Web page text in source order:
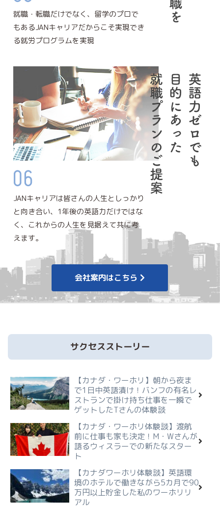
就職・転職だけでなく、留学のプロで
もあるJANキャリアだからこそ実現でき
る就労プログラムを実現
JANキャリアは皆さんの人生としっかり
と向き合い、1年後の英語力だけではな
く、これからの人生を見据えて共に考
えます。
会社案内はこちら
サクセスストーリー
【カナダ・ワーホリ】朝から夜ま
で1日中英語漬け！バンフの有名レ
ストランで掛け持ち仕事を一瞬で
ゲットしたTさんの体験談
【カナダ・ワーホリ体験談】渡航
前に仕事も家も決定！M・Wさんが
語るウィスラーでの新たなスター
ト
【カナダワーホリ体験談】英語環
境のホテルで働きながら5カ月で90
万円以上貯金した私のワーホリリ
アル